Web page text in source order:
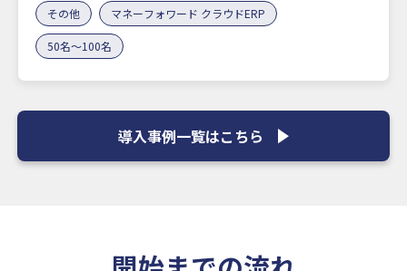
その他 マネーフォワード クラウドERP
50名～100名
導入事例一覧はこちら